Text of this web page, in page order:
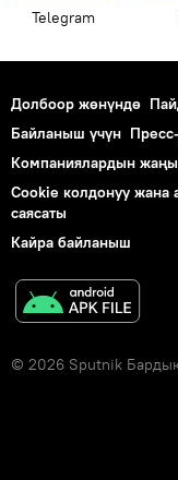
Telegram
Долбоор жөнүндө
Байланыш үчүн
Компаниялардын
Cookie колдонуу жана
саясаты
Кайра байланыш
© 2026 Sputnik Бардык